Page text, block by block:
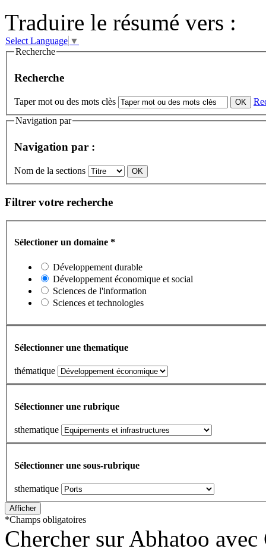
Traduire le résumé vers :
Select Language ▼
Recherche
Recherche
Taper mot ou des mots clès
Navigation par
Navigation par :
Nom de la sections
Filtrer votre recherche
Sélectioner un domaine *
Développement durable
Développement économique et social
Sciences de l'information
Sciences et technologies
Sélectionner une thematique
thématique
Sélectionner une rubrique
sthematique
Sélectionner une sous-rubrique
sthematique
*Champs obligatoires
Chercher sur Abhatoo